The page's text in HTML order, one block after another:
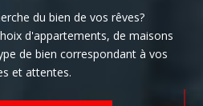
du bien de vos rêves?
d'appartements, de maisons
de bien correspondant à vos
et attentes.